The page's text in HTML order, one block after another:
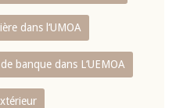
dans l‘UMOA
banque dans L‘UEMOA